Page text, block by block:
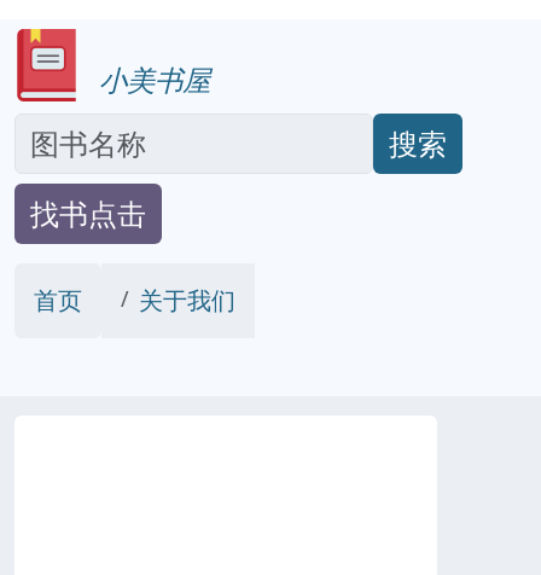
小美书屋
搜索
找书点击
首页 关于我们